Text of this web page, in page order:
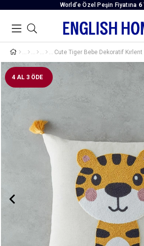
World’e Özel Peşin Fiyatına 6
Cute Tiger Bebe Dekoratif
4 AL 3 ÖDE